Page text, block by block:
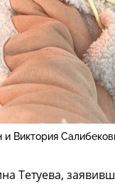
и Виктория
Тетуева,